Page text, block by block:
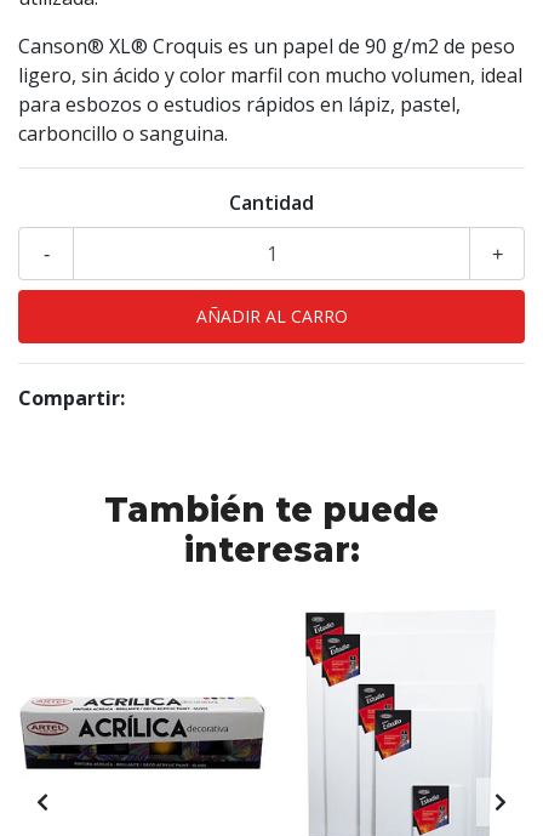
Canson® XL® Croquis es un papel de 90 g/m2 de peso
ligero, sin ácido y color marfil con mucho volumen, ideal
para esbozos o estudios rápidos en lápiz, pastel,
carboncillo o sanguina.
Cantidad
+
-
Compartir:
También te puede
interesar: